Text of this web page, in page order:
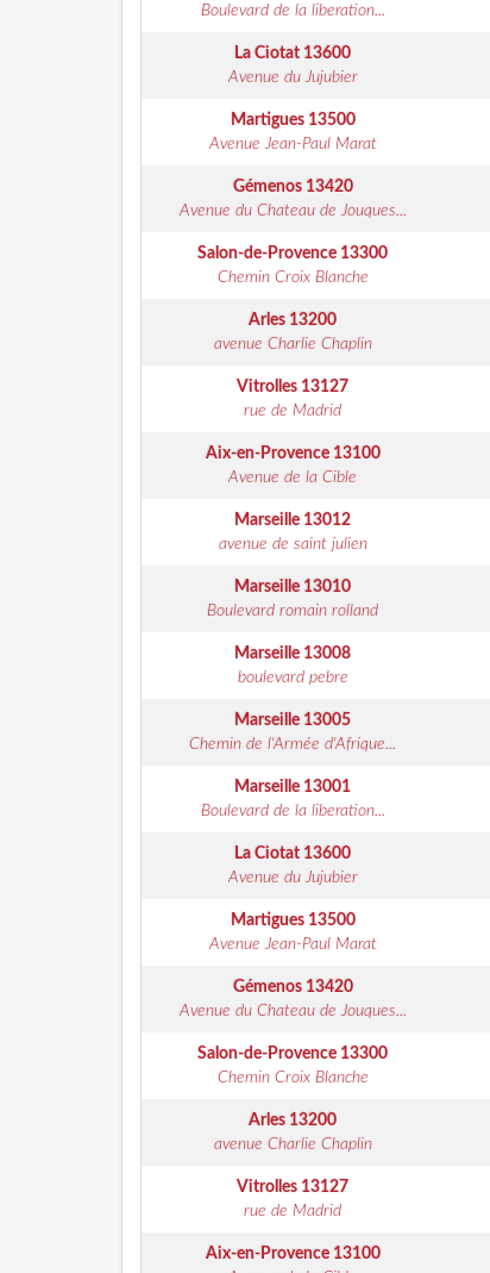
Boulevard de la liberation...
La Ciotat 13600
Avenue du Jujubier
Martigues 13500
Avenue Jean-Paul Marat
Gémenos 13420
Avenue du Chateau de Jouques...
Salon-de-Provence 13300
Chemin Croix Blanche
Arles 13200
avenue Charlie Chaplin
Vitrolles 13127
rue de Madrid
Aix-en-Provence 13100
Avenue de la Cible
Marseille 13012
avenue de saint julien
Marseille 13010
Boulevard romain rolland
Marseille 13008
boulevard pebre
Marseille 13005
Chemin de l'Armée d'Afrique...
Marseille 13001
Boulevard de la liberation...
La Ciotat 13600
Avenue du Jujubier
Martigues 13500
Avenue Jean-Paul Marat
Gémenos 13420
Avenue du Chateau de Jouques...
Salon-de-Provence 13300
Chemin Croix Blanche
Arles 13200
avenue Charlie Chaplin
Vitrolles 13127
rue de Madrid
Aix-en-Provence 13100